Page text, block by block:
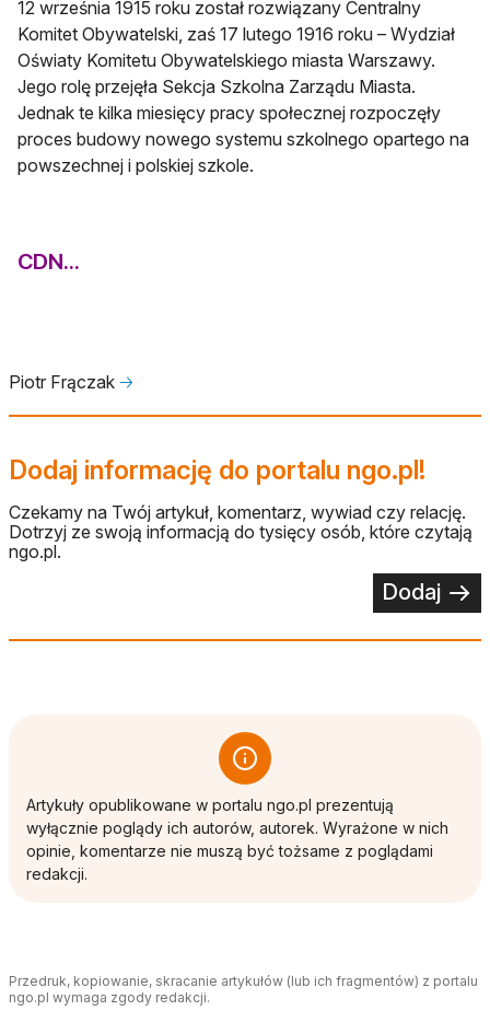
12 września 1915 roku został rozwiązany Centralny
Komitet Obywatelski, zaś 17 lutego 1916 roku – Wydział
Oświaty Komitetu Obywatelskiego miasta Warszawy.
Jego rolę przejęła Sekcja Szkolna Zarządu Miasta.
Jednak te kilka miesięcy pracy społecznej rozpoczęły
proces budowy nowego systemu szkolnego opartego na
powszechnej i polskiej szkole.
CDN...
Piotr Frączak 🡢
Dodaj informację do portalu ngo.pl!
Czekamy na Twój artykuł, komentarz, wywiad czy relację.
Dotrzyj ze swoją informacją do tysięcy osób, które czytają
ngo.pl.
Dodaj
Artykuły opublikowane w portalu ngo.pl prezentują
wyłącznie poglądy ich autorów, autorek. Wyrażone w nich
opinie, komentarze nie muszą być tożsame z poglądami
redakcji.
Przedruk, kopiowanie, skracanie artykułów (lub ich fragmentów) z portalu
ngo.pl wymaga zgody redakcji.